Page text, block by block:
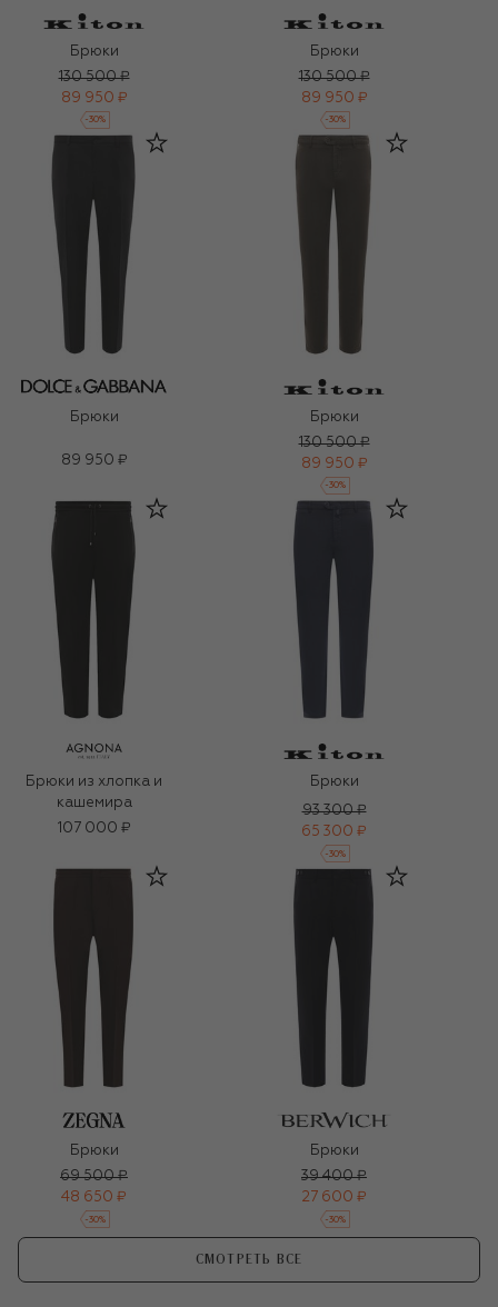
Брюки
130 500 ₽
89 950 ₽
-30%
Брюки
130 500 ₽
89 950 ₽
-30%
Брюки
89 950 ₽
Брюки
130 500 ₽
89 950 ₽
-30%
Брюки из хлопка и
кашемира
107 000 ₽
Брюки
93 300 ₽
65 300 ₽
-30%
Брюки
69 500 ₽
48 650 ₽
-30%
Брюки
39 400 ₽
27 600 ₽
-30%
СМОТРЕТЬ ВСЕ